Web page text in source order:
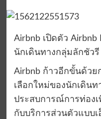
Airbnb เปิดตัว Airbnb
นักเดินทางกลุ่มลักชัวรี
Airbnb ก้าวอีกขั้นด้วย
เลือกใหม่ของนักเดิน
ประสบการณ์การท่อง
กับบริการส่วนตัวแบบ